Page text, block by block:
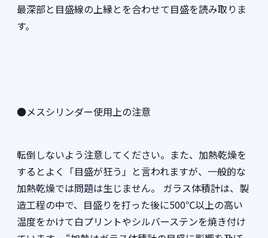
最深部と目盛線の上縁とを合わせて目盛を読み取りま
す。
●メスシリンダー使用上の注意
転倒しないよう注意してください。また、加熱乾燥を
するとよく「目盛が狂う」と言われますが、一般的な
加熱乾燥では問題は生じません。 ガラス体積計は、製
造工程の中で、目盛りを打った後に500℃以上の高い
温度をかけて白プリントやシルバーステンを焼き付け